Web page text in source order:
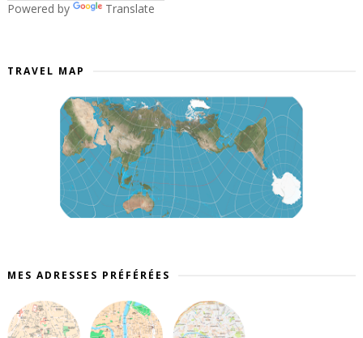
Powered by Translate
TRAVEL MAP
MES ADRESSES PRÉFÉRÉES